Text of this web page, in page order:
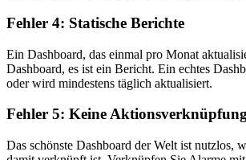
Fehler 4: Statische Berichte
Ein Dashboard, das einmal pro Monat
Dashboard, es ist ein Bericht. Ein echtes
oder wird mindestens täglich aktualisiert.
Fehler 5: Keine
Das schönste Dashboard der Welt ist nutzlos,